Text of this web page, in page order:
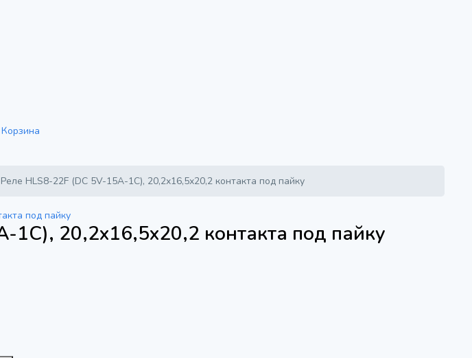
Корзина
Реле HLS8-22F (DC 5V-15A-1C), 20,2x16,5x20,2 контакта под пайку
1C), 20,2x16,5x20,2 контакта под пайку